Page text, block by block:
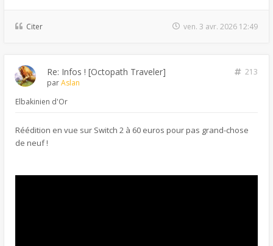
Citer ven. 3 avr. 2026 12:49
Re: Infos ! [Octopath Traveler]
213
parAslan
Elbakinien d'Or
Réédition en vue sur Switch 2 à 60 euros pour pas grand-chose
de neuf !